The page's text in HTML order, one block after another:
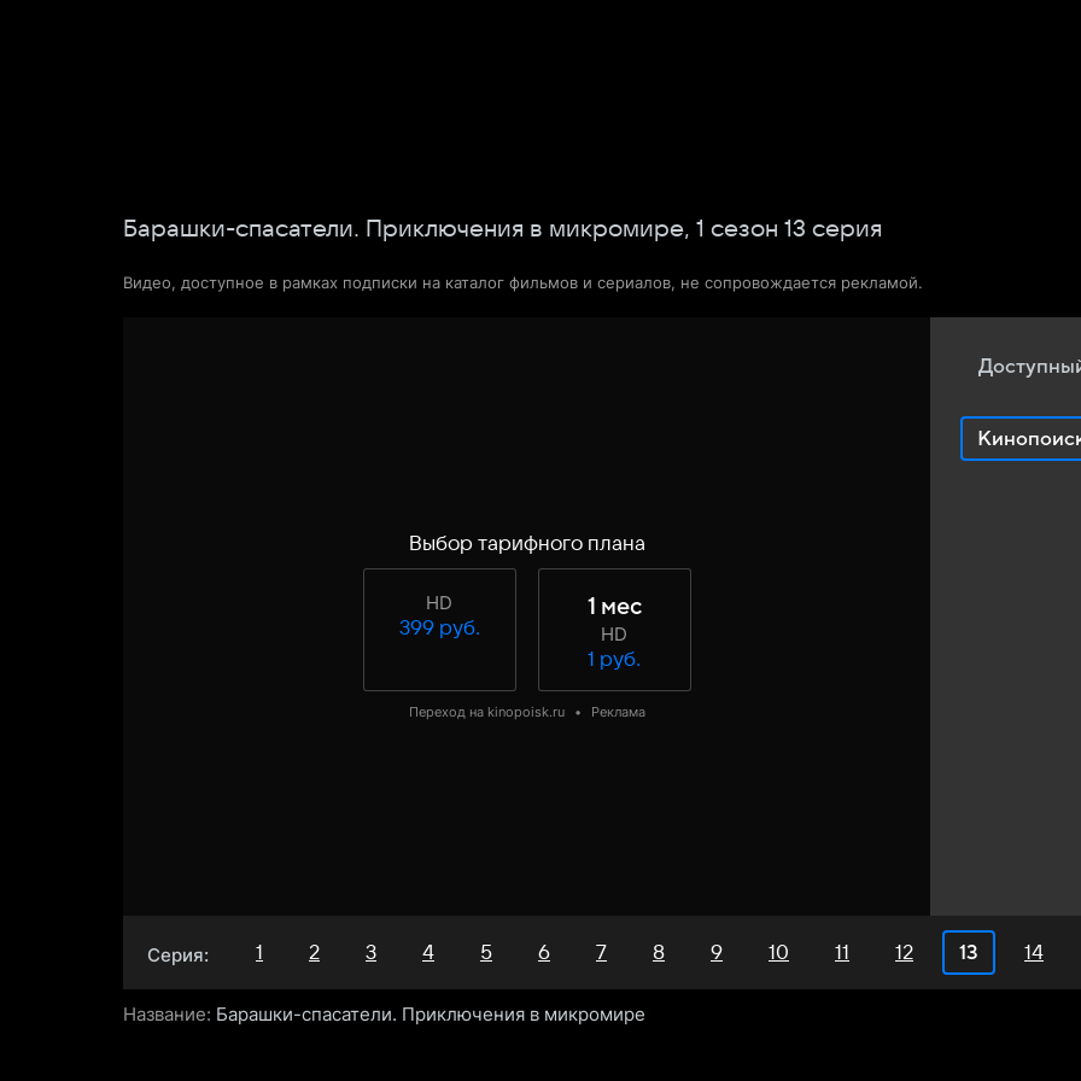
Барашки-спасатели. Приключения в микромире, 1 сезон 13 серия
Видео, доступное в рамках подписки на каталог фильмов и сериалов, не сопровождается рекламой.
Выбор тарифного плана
HD
399 руб.
1 мес
HD
1 руб.
Переход на kinopoisk.ru • Реклама
Серия: 1 2 3 4 5 6 7 8 9 10 11 12 13 14
Название: Барашки-спасатели. Приключения в микромире